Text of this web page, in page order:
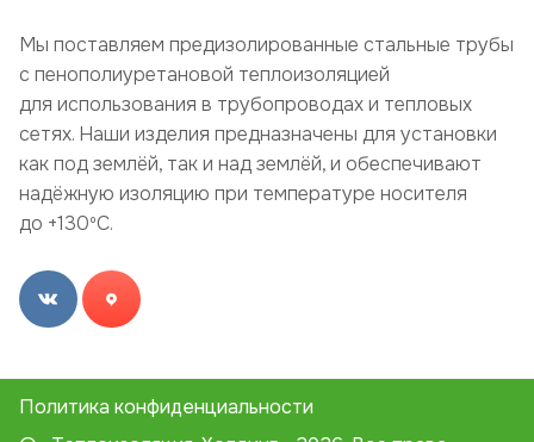
Мы поставляем предизолированные стальные трубы
с пенополиуретановой теплоизоляцией
для использования в трубопроводах и тепловых
сетях. Наши изделия предназначены для установки
как под землёй, так и над землёй, и обеспечивают
надёжную изоляцию при температуре носителя
до +130ºC.
Политика конфиденциальности